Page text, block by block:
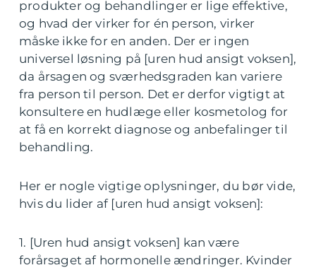
produkter og behandlinger er lige effektive,
og hvad der virker for én person, virker
måske ikke for en anden. Der er ingen
universel løsning på [uren hud ansigt voksen],
da årsagen og sværhedsgraden kan variere
fra person til person. Det er derfor vigtigt at
konsultere en hudlæge eller kosmetolog for
at få en korrekt diagnose og anbefalinger til
behandling.
Her er nogle vigtige oplysninger, du bør vide,
hvis du lider af [uren hud ansigt voksen]:
1. [Uren hud ansigt voksen] kan være
forårsaget af hormonelle ændringer. Kvinder